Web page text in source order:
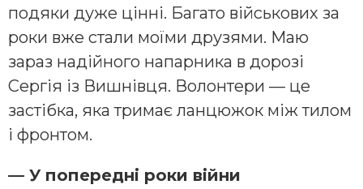
подяки дуже цінні. Багато військових за
роки вже стали моїми друзями. Маю
зараз надійного напарника в дорозі
Сергія із Вишнівця. Волонтери — це
застібка, яка тримає ланцюжок між тилом
і фронтом.
— У попередні роки війни